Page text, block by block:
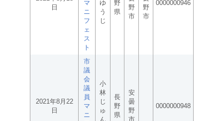
日
マ
ニ
フ
ェ
ス
ト
ゆ
う
じ
野
県
野
市
野
市
0000000946
2021年8月22
日
市
議
会
議
員
マ
ニ
小
林
じ
ゅ
ん
長
野
県
安
曇
野
市
0000000948